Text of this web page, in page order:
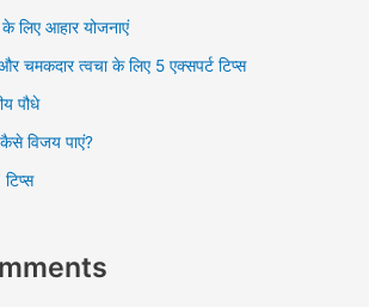
लिए आहार योजनाएं
चमकदार त्वचा के लिए 5 एक्सपर्ट टिप्स
पौधे
विजय पाएं?